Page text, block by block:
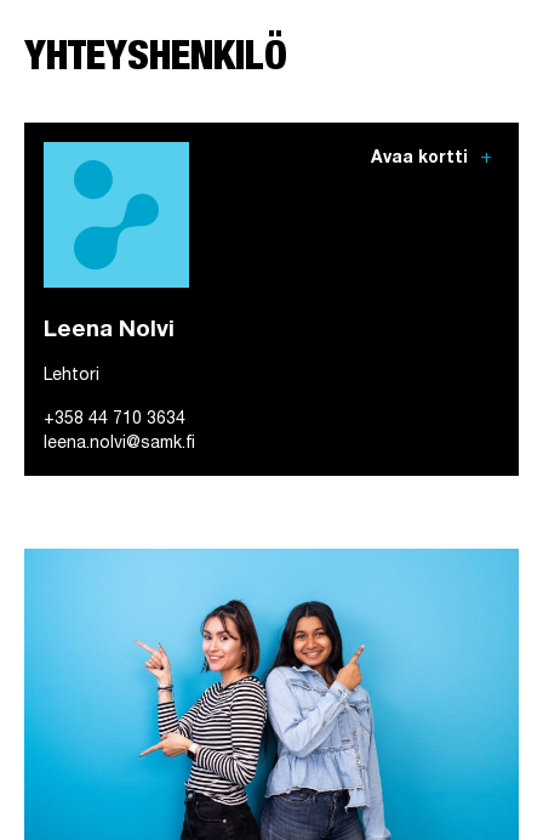
YHTEYSHENKILÖ
Avaa kortti add
Leena Nolvi
Lehtori
+358 44 710 3634
leena.nolvi@samk.fi